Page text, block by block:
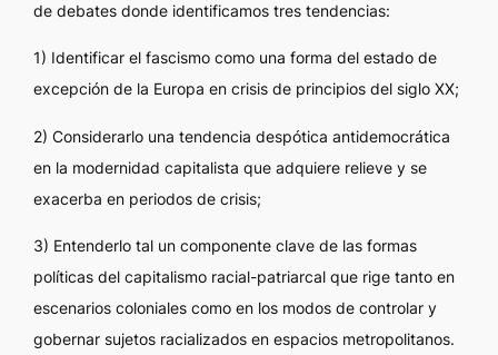
de debates donde identificamos tres tendencias:
1) Identificar el fascismo como una forma del estado de
excepción de la Europa en crisis de principios del siglo XX;
2) Considerarlo una tendencia despótica antidemocrática
en la modernidad capitalista que adquiere relieve y se
exacerba en periodos de crisis;
3) Entenderlo tal un componente clave de las formas
políticas del capitalismo racial-patriarcal que rige tanto en
escenarios coloniales como en los modos de controlar y
gobernar sujetos racializados en espacios metropolitanos.